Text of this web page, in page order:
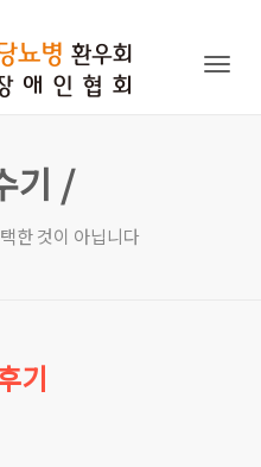
기 /
한 것이 아닙니다
기